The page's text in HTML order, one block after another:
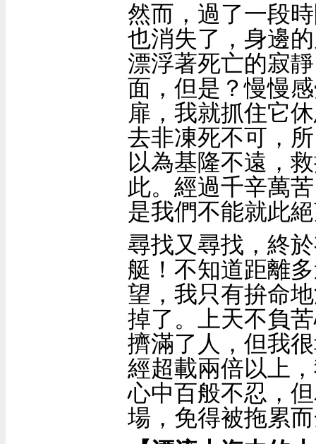
然而，過了一段
也消失了，身邊
漂浮著死亡的寂
面，但是 ？慢慢
扉，我就抓住它
去非凍死不可，
以為基隆不遠，
此。經過千辛萬
是我們不能就此
尋找又尋找，終
艇！不知道距離
望，我只有拚命
掉了。上天不負
擠滿了人，但我
經超載兩倍以上
心中百般不忍，
場，免得被拖累